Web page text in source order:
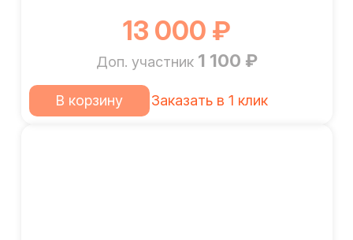
13 000 ₽
Доп. участник 1 100 ₽
В корзину Заказать в 1 клик